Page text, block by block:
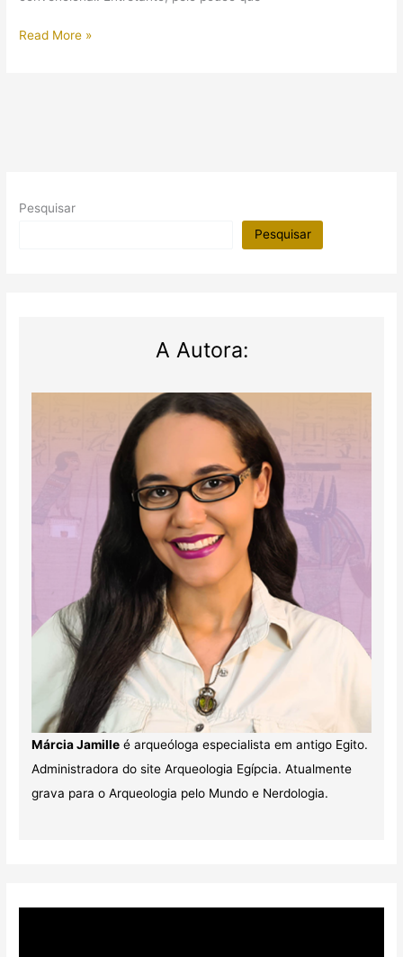
Tutankhamon
TV
Read More »
Pesquisar
Pesquisar
A Autora:
Márcia Jamilleé arqueóloga especialista em antigo Egito.
Administradora do site Arqueologia Egípcia. Atualmente
grava para o Arqueologia pelo Mundo e Nerdologia.